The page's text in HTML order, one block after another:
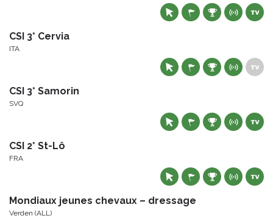
CSI 3* Cervia
ITA
CSI 3* Samorin
SVQ
CSI 2* St-Lô
FRA
Mondiaux jeunes chevaux – dressage
Verden (ALL)